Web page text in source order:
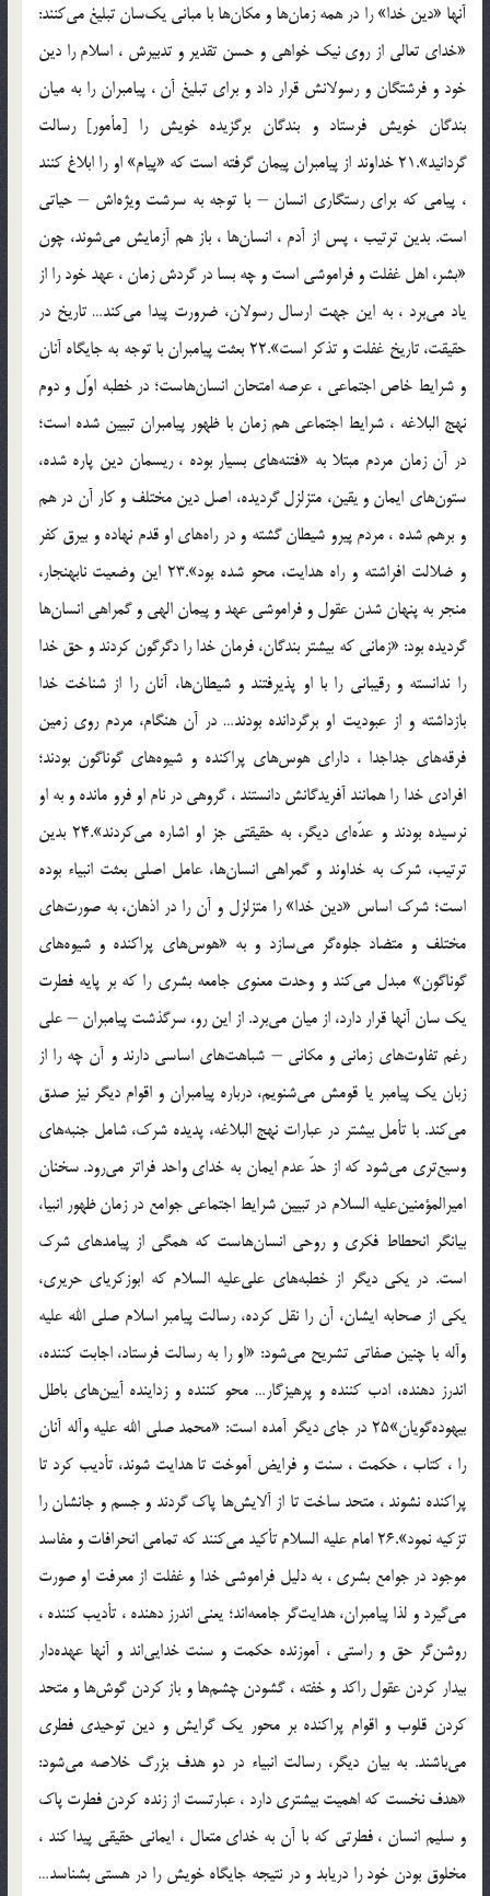
آنها «دين خدا» را در همه زمان‌ها و مكان‌ها با مبانى يك‌سان تبليغ مى‌كنند:
«خداى تعالى از روى نيك خواهى و حسن تقدير و تدبيرش ، اسلام را دين
خود و فرشتگان و رسولانش قرار داد و براى تبليغ آن ، پيامبران را به ميان
بندگان خويش فرستاد و بندگان برگزيده خويش را [مأمور] رسالت
گردانيد».21 خداوند از پيامبران پيمان گرفته است كه «پيام» او را ابلاغ كنند
، پيامى كه براى رستگارى انسان – با توجه به سرشت ويژه‌اش – حياتى
است. بدين ترتيب ، پس از آدم ، انسان‌ها ، باز هم آزمايش مى‌شوند، چون
«بشر، اهل غفلت و فراموشى است و چه بسا در گردش زمان ، عهد خود را از
ياد مى‌برد ، به اين جهت ارسال رسولان، ضرورت پيدا مى‌كند… تاريخ در
حقيقت، تاريخ غفلت و تذكر است».22 بعثت پيامبران با توجه به جايگاه آنان
و شرايط خاص اجتماعى ، عرصه امتحان انسان‌هاست؛ در خطبه اوّل و دوم
نهج البلاغه ، شرايط اجتماعى هم زمان با ظهور پيامبران تبيين شده است؛
در آن زمان مردم مبتلا به «فتنه‌هاى بسيار بوده ، ريسمان دين پاره شده،
ستون‌هاى ايمان و يقين، متزلزل گرديده، اصل دين مختلف و كار آن در هم
و برهم شده ، مردم پيرو شيطان گشته و در راه‌هاى او قدم نهاده و بيرق كفر
و ضلالت افراشته و راه هدايت، محو شده بود».23 اين وضعيت نابهنجار،
منجر به پنهان شدن عقول و فراموشى عهد و پيمان الهى و گمراهى انسان‌ها
گرديده بود: «زمانى كه بيشتر بندگان، فرمان خدا را دگرگون كردند و حق خدا
را ندانسته و رقيبانى را با او پذيرفتند و شيطان‌ها، آنان را از شناخت خدا
بازداشته و از عبوديت او برگردانده بودند… در آن هنگام، مردم روى زمين
فرقه‌هاى جداجدا ، داراى هوس‌هاى پراكنده و شيوه‌هاى گوناگون بودند؛
افرادى خدا را همانند آفريدگانش دانستند ، گروهى در نام او فرو مانده و به او
نرسيده بودند و عدّه‌اى ديگر، به حقيقتى جز او اشاره مى‌كردند».24 بدين
ترتيب، شرك به خداوند و گمراهى انسان‌ها، عامل اصلى بعثت انبياء بوده
است؛ شرك اساس «دين خدا» را متزلزل و آن را در اذهان، به صورت‌هاى
مختلف و متضاد جلوه‌گر مى‌سازد و به «هوس‌هاى پراكنده و شيوه‌هاى
گوناگون» مبدل مى‌كند و وحدت معنوى جامعه بشرى را كه بر پايه فطرت
يك سان آنها قرار دارد، از ميان مى‌برد. از اين رو، سرگذشت پيامبران – على
رغم تفاوت‌هاى زمانى و مكانى – شباهت‌هاى اساسى دارند و آن چه را از
زبان يك پيامبر يا قومش مى‌شنويم، درباره پيامبران و اقوام ديگر نيز صدق
مى‌كند. با تأمل بيشتر در عبارات نهج البلاغه، پديده شرك، شامل جنبه‌هاى
وسيع‌ترى مى‌شود كه از حدّ عدم ايمان به خداى واحد فراتر مى‌رود. سخنان
اميرالمؤمنين‌عليه السلام در تبيين شرايط اجتماعى جوامع در زمان ظهور انبيا،
بيانگر انحطاط فكرى و روحى انسان‌هاست كه همگى از پيامدهاى شرك
است. در يكى ديگر از خطبه‌هاى على‌عليه السلام كه ابوزكرياى حريرى،
يكى از صحابه ايشان، آن را نقل كرده، رسالت پيامبر اسلام‌ صلى الله عليه
وآله با چنين صفاتى تشريح مى‌شود: «او را به رسالت فرستاد، اجابت كننده،
اندرز دهنده، ادب كننده و پرهيزگار… محو كننده و زداينده آيين‌هاى باطل
بيهوده‌گويان»25 در جاى ديگر آمده است: «محمد صلى الله عليه وآله آنان
را ، كتاب ، حكمت ، سنت و فرايض آموخت تا هدايت شوند، تأديب كرد تا
پراكنده نشوند ، متحد ساخت تا از آلايش‌ها پاك گردند و جسم و جانشان را
تزكيه نمود».26 امام‌ عليه السلام تأكيد مى‌كنند كه تمامى انحرافات و مفاسد
موجود در جوامع بشرى ، به دليل فراموشى خدا و غفلت از معرفت او صورت
مى‌گيرد و لذا پيامبران، هدايت‌گر جامعه‌اند؛ يعنى اندرز دهنده ، تأديب كننده ،
روشن‌گر حق و راستى ، آموزنده حكمت و سنت خدايى‌اند و آنها عهده‌دار
بيدار كردن عقول راكد و خفته ، گشودن چشم‌ها و باز كردن گوش‌ها و متحد
كردن قلوب و اقوام پراكنده بر محور يك گرايش و دين توحيدى فطرى
مى‌باشند. به بيان ديگر، رسالت انبياء در دو هدف بزرگ خلاصه مى‌شود:
«هدف نخست كه اهميت بيشترى دارد ، عبارتست از زنده كردن فطرت پاك
و سليم انسان ، فطرتى كه با آن به خداى متعال ، ايمانى حقيقى پيدا كند ،
مخلوق بودن خود را دريابد و در نتيجه جايگاه خويش را در هستى بشناسد…